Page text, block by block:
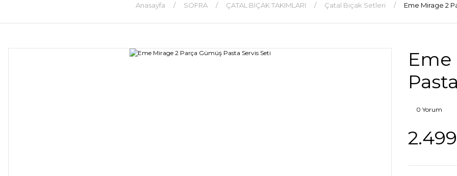
Anasayfa SOFRA ÇATAL BIÇAK TAKIMLARI Çatal Bıçak Setleri Eme Mirage 2
Eme
0 Yorum